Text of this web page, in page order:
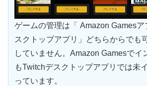
ゲームの管理は「 Amazon Games
スクトップアプリ」どちらからでも
していません。Amazon Gamesでイ
もTwitchデスクトップアプリでは未
っています。